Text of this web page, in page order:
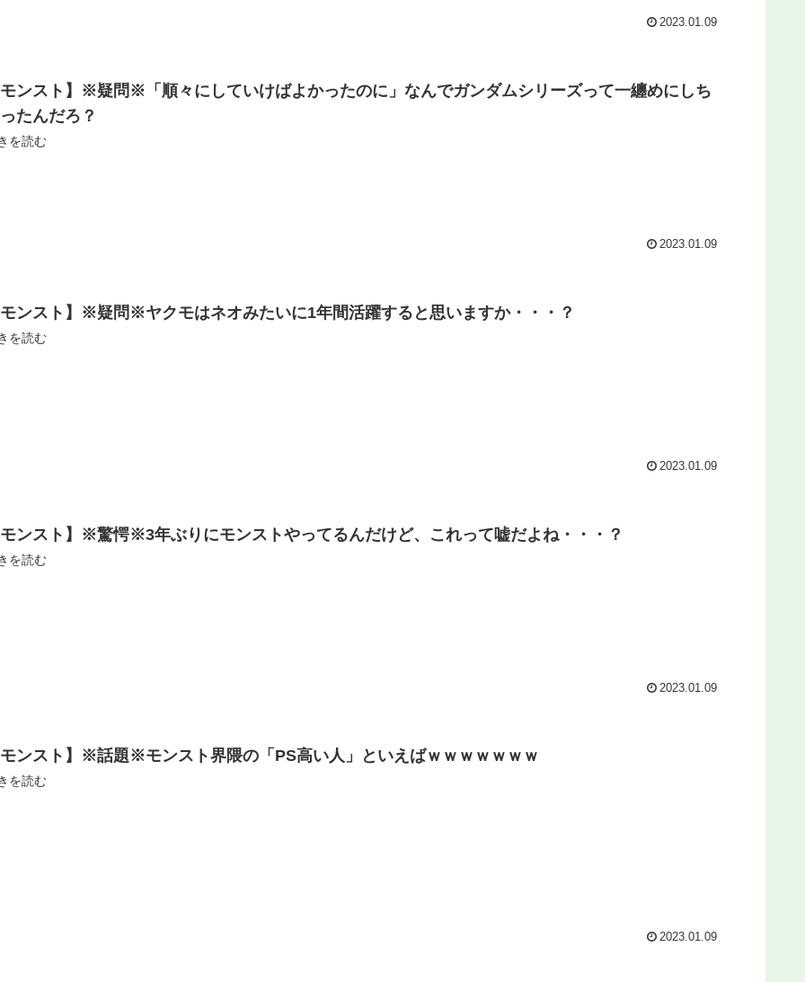
2023.01.09
ンスト】※疑問※「順々にしていけばよかったのに」なんでガンダムシリーズって一纏めにしち
たんだろ？
を読む
2023.01.09
ンスト】※疑問※ヤクモはネオみたいに1年間活躍すると思いますか・・・？
を読む
2023.01.09
ンスト】※驚愕※3年ぶりにモンストやってるんだけど、これって嘘だよね・・・？
を読む
2023.01.09
ンスト】※話題※モンスト界隈の「PS高い人」といえばｗｗｗｗｗｗｗ
を読む
2023.01.09